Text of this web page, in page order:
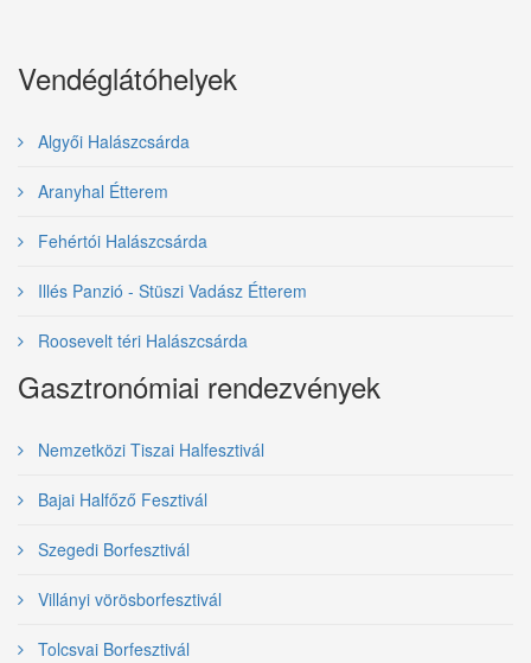
Vendéglátóhelyek
Algyői Halászcsárda
Aranyhal Étterem
Fehértói Halászcsárda
Illés Panzió - Stüszi Vadász Étterem
Roosevelt téri Halászcsárda
Gasztronómiai rendezvények
Nemzetközi Tiszai Halfesztivál
Bajai Halfőző Fesztivál
Szegedi Borfesztivál
Villányi vörösborfesztivál
Tolcsvai Borfesztivál